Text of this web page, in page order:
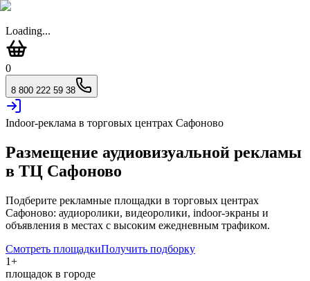
Loading...
0
8 800 222 59 38
Indoor-реклама в торговых центрах Сафоново
Размещение аудиовизуальной рекламы
в ТЦ Сафоново
Подберите рекламные площадки в торговых центрах
Сафоново: аудиоролики, видеоролики, indoor-экраны и
объявления в местах с высоким ежедневным трафиком.
Смотреть площадкиПолучить подборку
1+
площадок в городе